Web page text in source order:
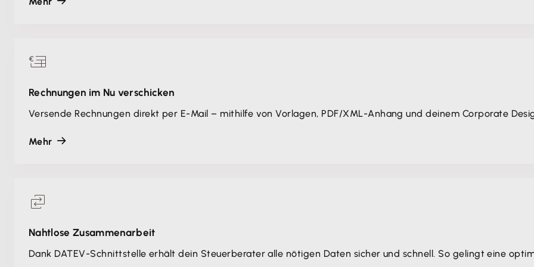
Rechnungen im Nu verschicken
Versende Rechnungen direkt per E-Mail – mithilfe von Vorlagen, PDF/XML-Anhang und deinem Corporate
Mehr
Nahtlose Zusammenarbeit
Dank DATEV-Schnittstelle erhält dein Steuerberater alle nötigen Daten sicher und schnell. So gelingt eine